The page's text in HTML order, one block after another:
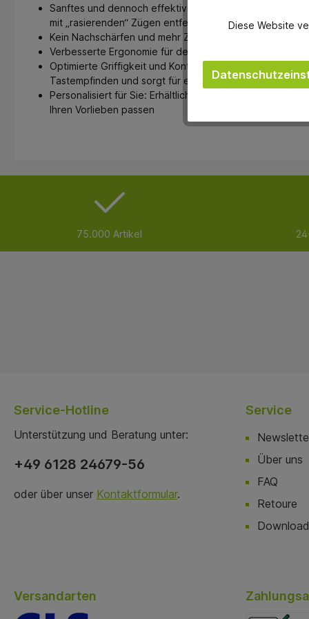
Sanftes und dennoch effektives Scaling: Zahnstein
mit „rasierenden“ Zügen entfernt - für eine schonende
Kein Nachschärfen und mehr Zeit für das Wesentliche:
Verbesserte Ergonomie für den täglichen Gebrauch
Optimierte Griffigkeit und Kontrolle: Der ultraleichte,
Tastempfinden und sorgt für ein ermüdungsfreies
Personalisiert für Sie: Erhältlich in einer Reihe von
Ihren Vorlieben passen
75.000 Artikel
Service-Hotline
Unterstützung und Beratung unter:
+49 6128 24679-56
oder über unser Kontaktformular.
Service
Über uns
FAQ
Retoure
Versandarten
Diese Website